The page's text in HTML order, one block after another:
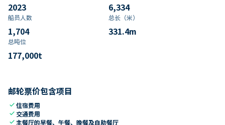
2023 6,334
船员人数
1,704
总长（米）
331.4m
总吨位
177,000t
邮轮票价包含项目
check住宿费用
check 交通费用
check 主餐厅的早餐、午餐、晚餐及自助餐厅